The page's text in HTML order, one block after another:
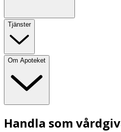
Tjänster
Om Apoteket
Handla som